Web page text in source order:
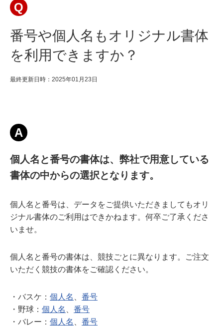
Q
番号や個人名もオリジナル書体
を利用できますか？
最終更新日時：2025年01月23日
A
個人名と番号の書体は、弊社で用意している
書体の中からの選択となります。
個人名と番号は、データをご提供いただきましてもオリ
ジナル書体のご利用はできかねます。何卒ご了承くださ
いませ。
個人名と番号の書体は、競技ごとに異なります。ご注文
いただく競技の書体をご確認ください。
・バスケ： 個人名
番号
・野球： 個人名
番号
・バレー： 個人名
番号